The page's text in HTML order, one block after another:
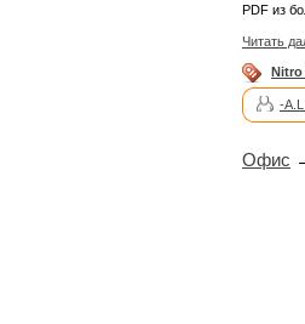
PDF из
Читать
Nitro
-
Офис